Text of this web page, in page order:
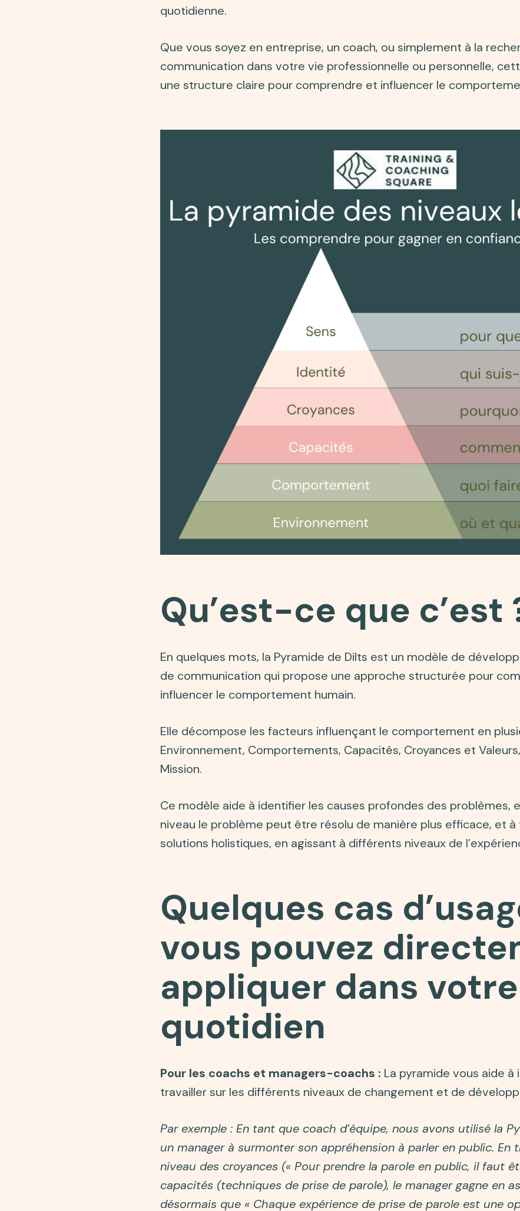
quotidienne.
Que vous soyez en entreprise, un coach, ou simplement à la
communication dans votre vie professionnelle ou personnelle,
une structure claire pour comprendre et influencer le
Qu’est-ce que c’est
En quelques mots, la Pyramide de Dilts est un modèle de
de communication qui propose une approche structurée pour
influencer le comportement humain.
Elle décompose les facteurs influençant le comportement en
Environnement, Comportements, Capacités, Croyances et
Mission.
Ce modèle aide à identifier les causes profondes des problèmes,
niveau le problème peut être résolu de manière plus efficace, et
solutions holistiques, en agissant à différents niveaux de
Quelques cas
vous pouvez
appliquer dans votre
quotidien
Pour les coachs et managers-coachs : La pyramide vous aide
travailler sur les différents niveaux de changement et de
Par exemple : En tant que coach d’équipe, nous avons utilisé la
un manager à surmonter son appréhension à parler en public. En
niveau des croyances (« Pour prendre la parole en public, il faut
capacités (techniques de prise de parole), le manager gagne en
désormais que « Chaque expérience de prise de parole est une